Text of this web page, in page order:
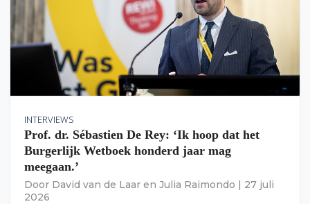
INTERVIEWS
Prof. dr. Sébastien De Rey: ‘Ik hoop dat het
Burgerlijk Wetboek honderd jaar mag
meegaan.’
Door David van de Laar en Julia Raimondo
27 juli
2026